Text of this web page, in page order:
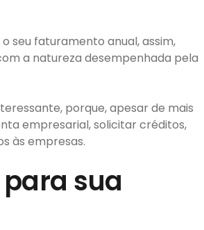
seu faturamento anual, assim,
a natureza desempenhada pela
porque, apesar de mais
empresarial, solicitar créditos,
às empresas.
sua